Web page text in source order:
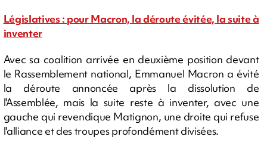
Législatives : pour Macron, la déroute évitée, la suite à
inventer
Avec sa coalition arrivée en deuxième position devant
le Rassemblement national, Emmanuel Macron a évité
la déroute annoncée après la dissolution de
l'Assemblée, mais la suite reste à inventer, avec une
gauche qui revendique Matignon, une droite qui refuse
l'alliance et des troupes profondément divisées.